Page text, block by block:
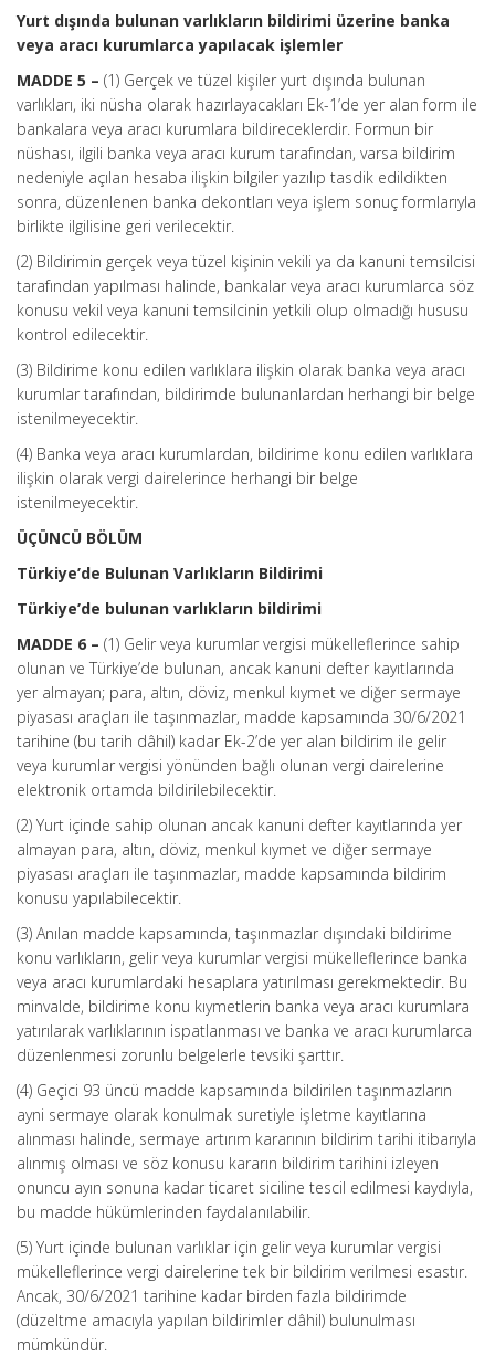
Yurt dışında bulunan varlıkların bildirimi üzerine banka
veya aracı kurumlarca yapılacak işlemler
MADDE 5 – (1) Gerçek ve tüzel kişiler yurt dışında bulunan
varlıkları, iki nüsha olarak hazırlayacakları Ek-1’de yer alan form ile
bankalara veya aracı kurumlara bildireceklerdir. Formun bir
nüshası, ilgili banka veya aracı kurum tarafından, varsa bildirim
nedeniyle açılan hesaba ilişkin bilgiler yazılıp tasdik edildikten
sonra, düzenlenen banka dekontları veya işlem sonuç formlarıyla
birlikte ilgilisine geri verilecektir.
(2) Bildirimin gerçek veya tüzel kişinin vekili ya da kanuni temsilcisi
tarafından yapılması halinde, bankalar veya aracı kurumlarca söz
konusu vekil veya kanuni temsilcinin yetkili olup olmadığı hususu
kontrol edilecektir.
(3) Bildirime konu edilen varlıklara ilişkin olarak banka veya aracı
kurumlar tarafından, bildirimde bulunanlardan herhangi bir belge
istenilmeyecektir.
(4) Banka veya aracı kurumlardan, bildirime konu edilen varlıklara
ilişkin olarak vergi dairelerince herhangi bir belge
istenilmeyecektir.
ÜÇÜNCÜ BÖLÜM
Türkiye’de Bulunan Varlıkların Bildirimi
Türkiye’de bulunan varlıkların bildirimi
MADDE 6 – (1) Gelir veya kurumlar vergisi mükelleflerince sahip
olunan ve Türkiye’de bulunan, ancak kanuni defter kayıtlarında
yer almayan; para, altın, döviz, menkul kıymet ve diğer sermaye
piyasası araçları ile taşınmazlar, madde kapsamında 30/6/2021
tarihine (bu tarih dâhil) kadar Ek-2’de yer alan bildirim ile gelir
veya kurumlar vergisi yönünden bağlı olunan vergi dairelerine
elektronik ortamda bildirilebilecektir.
(2) Yurt içinde sahip olunan ancak kanuni defter kayıtlarında yer
almayan para, altın, döviz, menkul kıymet ve diğer sermaye
piyasası araçları ile taşınmazlar, madde kapsamında bildirim
konusu yapılabilecektir.
(3) Anılan madde kapsamında, taşınmazlar dışındaki bildirime
konu varlıkların, gelir veya kurumlar vergisi mükelleflerince banka
veya aracı kurumlardaki hesaplara yatırılması gerekmektedir. Bu
minvalde, bildirime konu kıymetlerin banka veya aracı kurumlara
yatırılarak varlıklarının ispatlanması ve banka ve aracı kurumlarca
düzenlenmesi zorunlu belgelerle tevsiki şarttır.
(4) Geçici 93 üncü madde kapsamında bildirilen taşınmazların
ayni sermaye olarak konulmak suretiyle işletme kayıtlarına
alınması halinde, sermaye artırım kararının bildirim tarihi itibarıyla
alınmış olması ve söz konusu kararın bildirim tarihini izleyen
onuncu ayın sonuna kadar ticaret siciline tescil edilmesi kaydıyla,
bu madde hükümlerinden faydalanılabilir.
(5) Yurt içinde bulunan varlıklar için gelir veya kurumlar vergisi
mükelleflerince vergi dairelerine tek bir bildirim verilmesi esastır.
Ancak, 30/6/2021 tarihine kadar birden fazla bildirimde
(düzeltme amacıyla yapılan bildirimler dâhil) bulunulması
mümkündür.